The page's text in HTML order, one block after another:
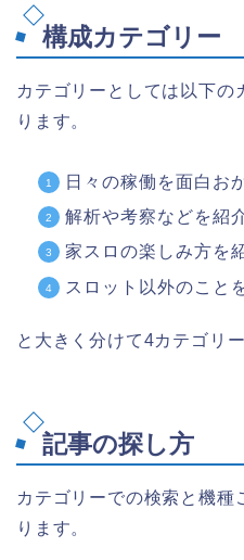
構成カテゴリー
カテゴリーとしては以下の
ります。
日々の稼働を面白お
解析や考察などを紹
家スロの楽しみ方を
スロット以外のこと
と大きく分けて4カテゴリ
記事の探し方
カテゴリーでの検索と機種
ります。